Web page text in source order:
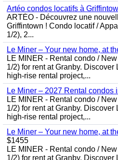
Artéo condos locatifs à
ARTÉO - Découvrez une
Griffintown ! Condo locatif /
1/2), 2...
Le Miner – Your new home, at
LE MINER - Rental condo /
1/2) for rent at Granby. Discover
high-rise rental project,...
Le Miner – 2027 Rental condos
LE MINER - Rental condo /
1/2) for rent at Granby. Discover
high-rise rental project,...
Le Miner – Your new home, at
$1455
LE MINER - Rental condo /
1/2) for rent at Granby. Discover